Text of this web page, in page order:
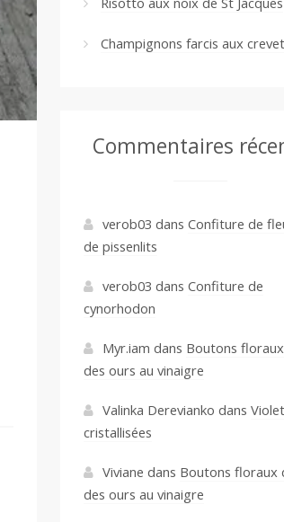
Champignons farcis aux
Commentaires
verob03 dans Confiture de
de pissenlits
verob03 dans Confiture de
cynorhodon
Myr.iam dans Boutons floraux
des ours au vinaigre
Valinka Derevianko dans
cristallisées
Viviane dans Boutons floraux
des ours au vinaigre